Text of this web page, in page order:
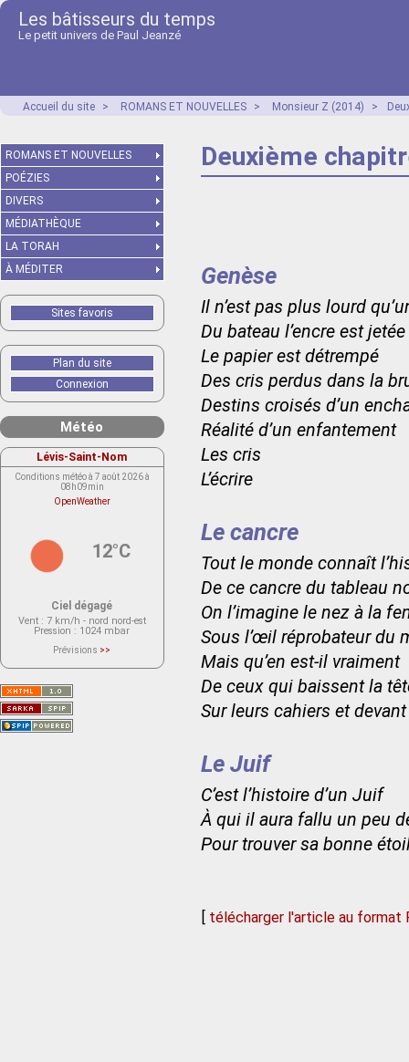
Les bâtisseurs du temps
Le petit univers de Paul Jeanzé
Accueil du site > ROMANS ET NOUVELLES > Monsieur Z (2014) >
Deuxième
Genèse
Il n’est pas plus lourd
Du bateau l’encre est jetée
Le papier est détrempé
Des cris perdus dans la
Destins croisés d’un
Réalité d’un enfantement
Les cris
L’écrire
Le cancre
Tout le monde connaît
De ce cancre du tableau
On l’imagine le nez à la
Sous l’œil réprobateur du
Mais qu’en est-il vraiment
De ceux qui baissent la
Sur leurs cahiers et
Le Juif
C’est l’histoire d’un Juif
À qui il aura fallu un peu
Pour trouver sa bonne
[ télécharger l'article au format
ROMANS ET NOUVELLES
POÉZIES
DIVERS
MÉDIATHÈQUE
LA TORAH
À MÉDITER
Sites favoris
Plan du site
Connexion
Météo
Lévis-Saint-Nom
Conditions météo à 7 août 2026 à
08h09min
OpenWeather
12°C
Ciel dégagé
Vent : 7 km/h - nord nord-est
Pression : 1024 mbar
Prévisions >>
actuellement aucune prévision
Saint-Nom.
Veuillez consulter le message du
service ci-dessous.
(401 - Invalid API key. Please see
https://openweathermap.org/faq#error401